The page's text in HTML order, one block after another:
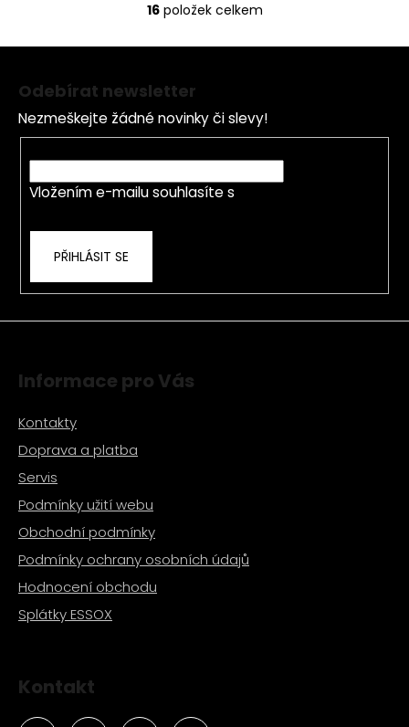
O
v
a
c
í
p
r
ý
p
16položek celkem
Odebírat newsletter
Nezmeškejte žádné novinky či slevy!
Vložením e-mailu souhlasíte s
PŘIHLÁSIT SE
Informace pro Vás
Kontakty
Doprava a platba
Servis
Podmínky užití webu
Obchodní podmínky
Podmínky ochrany osobních údajů
Hodnocení obchodu
Splátky ESSOX
Kontakt